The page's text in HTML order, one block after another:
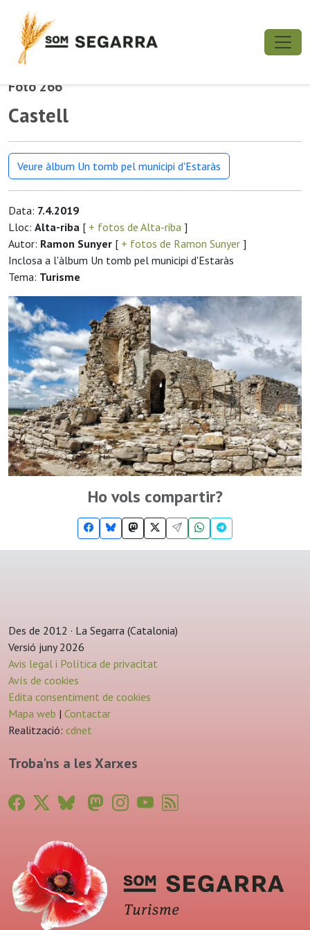
Foto 266
Castell
Veure àlbum Un tomb pel municipi d'Estaràs
Data: 7.4.2019
Lloc: Alta-riba [ + fotos de Alta-riba ]
Autor: Ramon Sunyer [ + fotos de Ramon Sunyer ]
Inclosa a l'àlbum Un tomb pel municipi d'Estaràs
Tema: Turisme
Ho vols compartir?
Des de 2012 · La Segarra (Catalonia)
Versió juny 2026
Avis legal i Política de privacitat
Avís de cookies
Edita consentiment de cookies
Mapa web | Contactar
Realització: cdnet
Troba'ns a les Xarxes